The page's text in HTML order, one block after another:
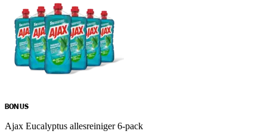
BONUS
Ajax Eucalyptus allesreiniger 6-pack